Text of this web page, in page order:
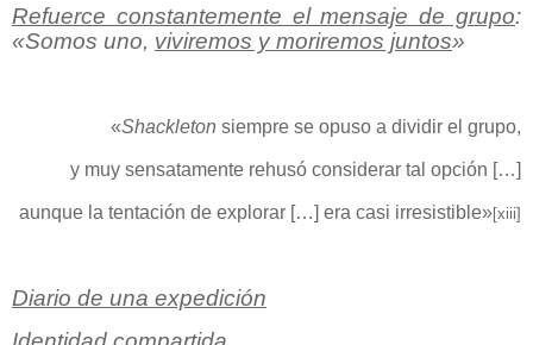
Refuerce constantemente el mensaje de grupo:
«Somos uno, viviremos y moriremos juntos»
«Shackleton siempre se opuso a dividir el grupo,
y muy sensatamente rehusó considerar tal opción […]
aunque la tentación de explorar […] era casi irresistible»[xiii]
Diario de una expedición